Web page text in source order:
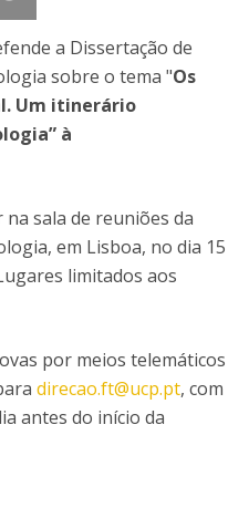
a Dissertação de
sobre o tema "Os
Um itinerário
à
sala de reuniões da
em Lisboa, no dia 15
limitados aos
por meios telemáticos
direcao.ft@ucp.pt, com
antes do início da